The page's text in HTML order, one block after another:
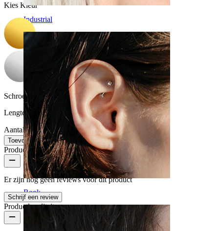
Industrial
Rook
Kies Kleur
Schroefdraad dikte:
1,6 mm
Lengte:
16 mm
Aantal: 1
Wijzigen
Toevoegen aan winkelwagen
Productbeoordelingen
Er zijn nog geen reviews voor dit product
Schrijf een review
Productkwaliteit